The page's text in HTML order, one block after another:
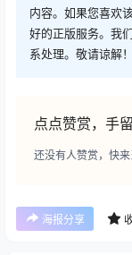
内容。如果您喜欢
好的正版服务。我
系处理。敬请谅解！
点点赞赏，手
还没有人赞赏，快来
海报分享